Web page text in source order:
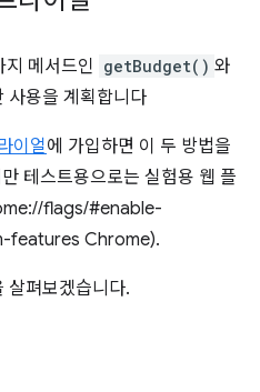
지 메서드인 getBudget() 와
사용을 계획합니다
이얼에 가입하면 이 두 방법을
테스트용으로는 실험용 웹 플
flags/#enable-
features Chrome).
살펴보겠습니다.